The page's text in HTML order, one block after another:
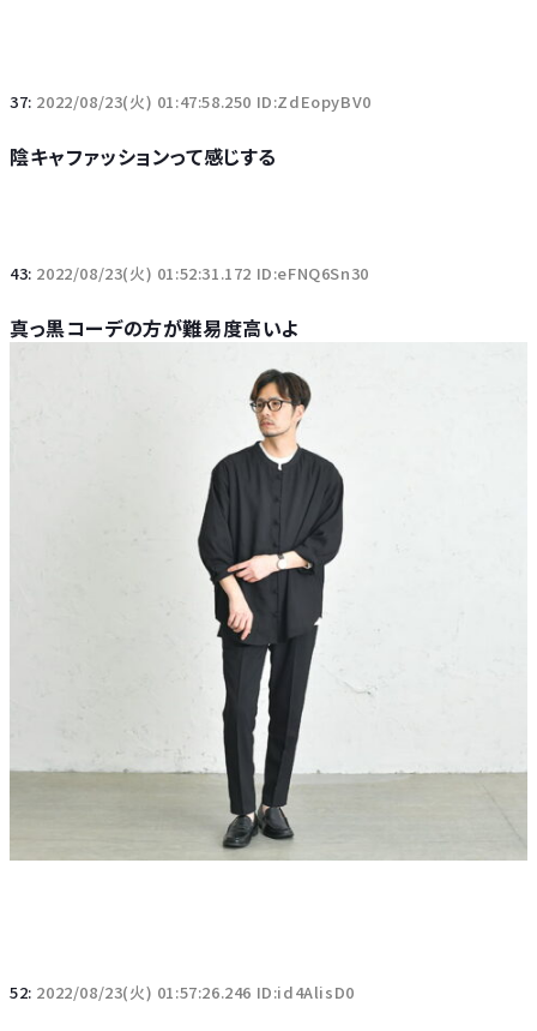
37: 2022/08/23(火) 01:47:58.250 ID:ZdEopyBV0
陰キャファッションって感じする
43: 2022/08/23(火) 01:52:31.172 ID:eFNQ6Sn30
真っ黒コーデの方が難易度高いよ
52: 2022/08/23(火) 01:57:26.246 ID:id4AlisD0